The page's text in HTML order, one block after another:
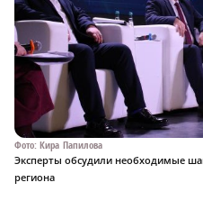
Фото: Кира Папилова
Эксперты обсудили необходимые
региона